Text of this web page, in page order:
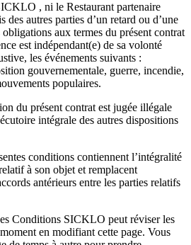
, ni le Restaurant partenaire
des autres parties d’un retard ou d’une
obligations aux termes du présent contrat
est indépendant(e) de sa volonté
les événements suivants :
gouvernementale, guerre, incendie,
populaires.
du présent contrat est jugée illégale
intégrale des autres dispositions
conditions contiennent l’intégralité
à son objet et remplacent
antérieurs entre les parties relatifs
Conditions SICKLO peut réviser les
en modifiant cette page. Vous